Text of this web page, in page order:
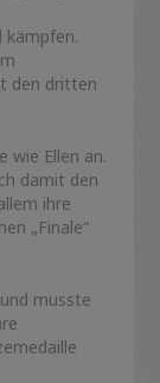
kämpfen.
den dritten
wie Ellen an.
damit den
ihre
„Finale“
musste